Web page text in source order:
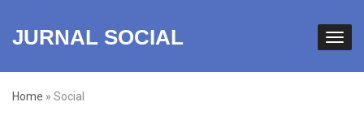
JURNAL SOCIAL
Home » Social